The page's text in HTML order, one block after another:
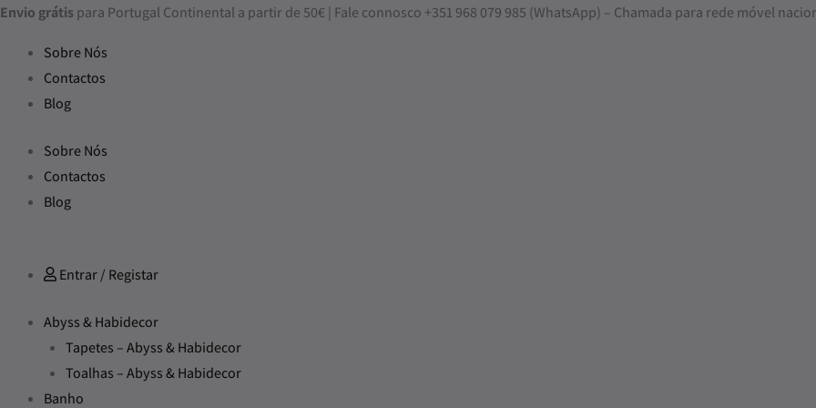
Skip
content
Envio grátispara Portugal Continental a partir de 50€ | Fale connosco +351 968 079 985 (WhatsApp) – Chamada para rede móvel
Sobre Nós
Contactos
Blog
Sobre Nós
Contactos
Blog
Entrar / Registar
Abyss & Habidecor
Tapetes – Abyss & Habidecor
Toalhas – Abyss & Habidecor
Banho